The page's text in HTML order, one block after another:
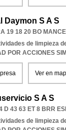
Daymon S A S
19 18 20 BO
de limpieza
POR ACCIONES
Ver en
S A S
D 43 63 ET 8 BRR
de limpieza